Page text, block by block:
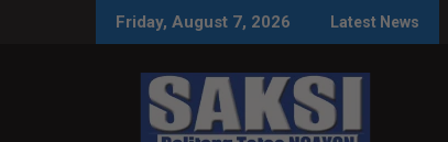
Friday, August 7, 2026 Latest News
NA SUSPENDIHIN IMPLEMENTASYON NG RPVARA
PUBLIKO HINIKAYAT NI